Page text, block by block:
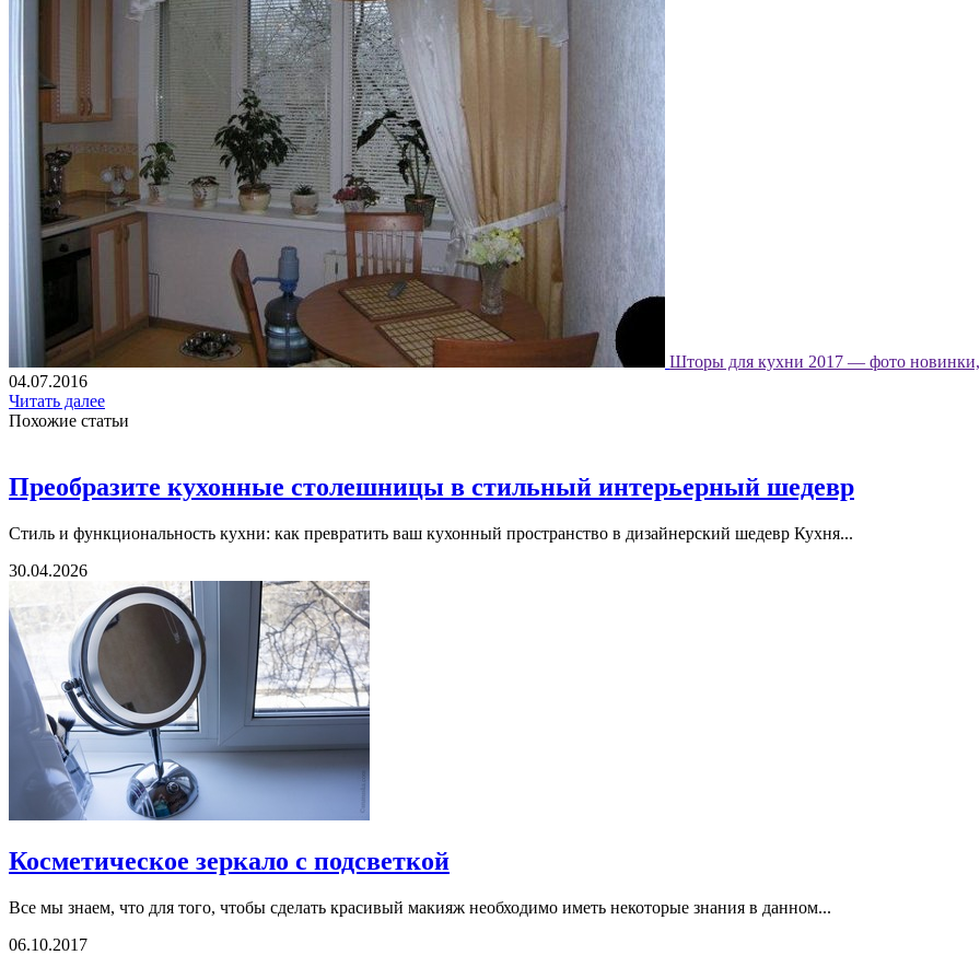
Шторы для кухни 2017 — фото новинки,
04.07.2016
Читать далее
Похожие статьи
Преобразите кухонные столешницы в стильный интерьерный шедевр
Стиль и функциональность кухни: как превратить ваш кухонный пространство в дизайнерский шедевр Кухня...
30.04.2026
Косметическое зеркало с подсветкой
Все мы знаем, что для того, чтобы сделать красивый макияж необходимо иметь некоторые знания в данном...
06.10.2017